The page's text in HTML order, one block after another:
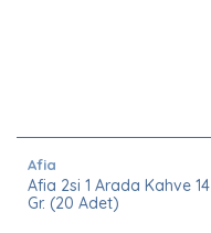
Afia
Afia 2si 1 Arada Kahve 14
Gr. (20 Adet)